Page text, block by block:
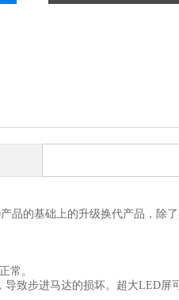
的基础上的升级换代产品，除了
常。
致步进马达的损坏。超大LED屏